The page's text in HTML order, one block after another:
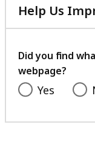
Help Us
Did you find
webpage?
Yes